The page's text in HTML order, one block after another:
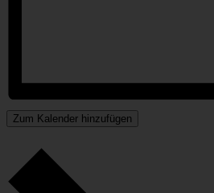
Zum Kalender hinzufügen